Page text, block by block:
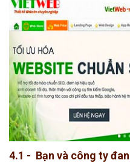
4.1 - Bạn và công ty